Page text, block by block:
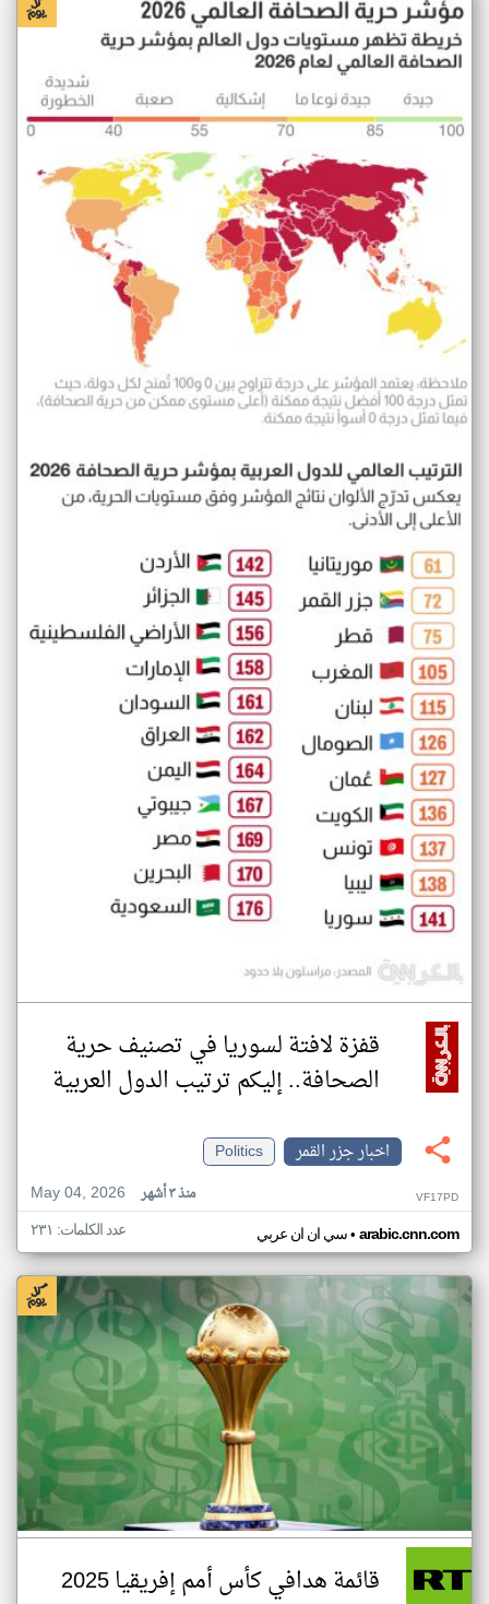
قفزة لافتة لسوريا في تصنيف حرية
الصحافة.. إليكم ترتيب الدول العربية
اخبار جزر القمر
Politics
May 04, 2026
منذ ٣ أشهر VF17PD
سي ان ان عربي• arabic.cnn.com عدد الكلمات: ٢٣١
قائمة هدافي كأس أمم إفريقيا 2025